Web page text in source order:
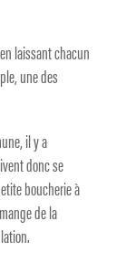
laissant chacun
une des
il y a
donc se
boucherie à
de la